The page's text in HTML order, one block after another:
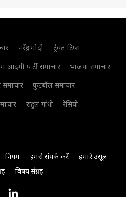
नरेंद्र मोदी
ट्रैवल टिप्स
आदमी पार्टी समाचार
भाजपा समाचार
समाचार
फुटबॉल समाचार
राहुल गांधी
रेसिपी
नियम हमसे संपर्क करें
हमारे उसूल
विषय संग्रह